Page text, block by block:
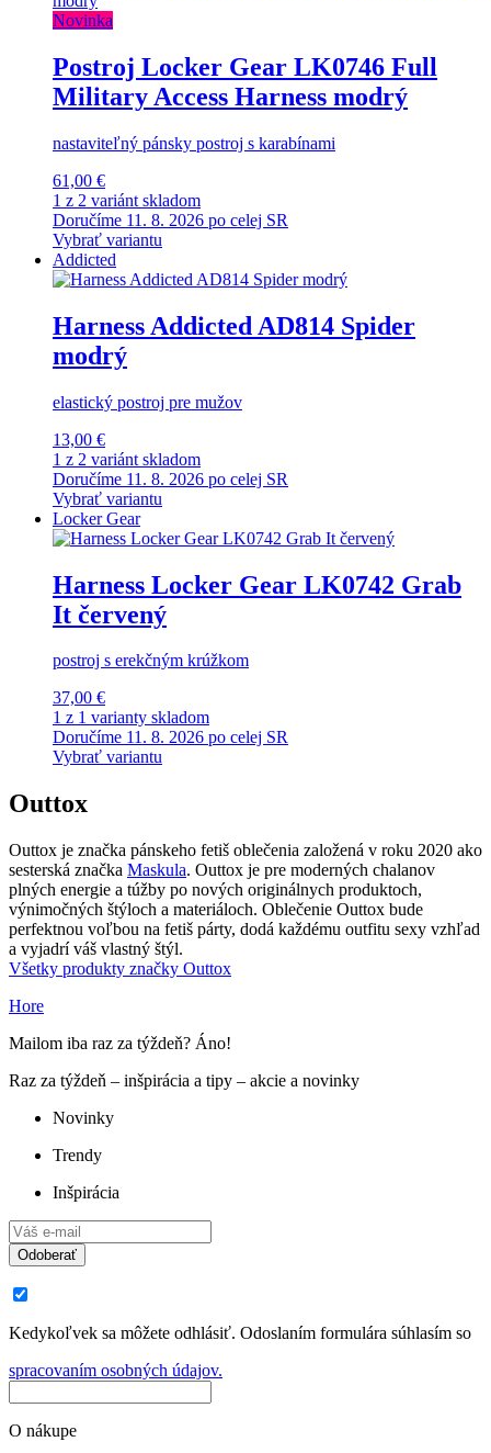
Novinka
Postroj Locker Gear LK0746 Full
Military Access Harness modrý
nastaviteľný pánsky postroj s karabínami
61,00 €
1 z 2 variánt skladom
Doručíme 11. 8. 2026 po celej SR
Vybrať variantu
Addicted
Harness Addicted AD814 Spider
modrý
elastický postroj pre mužov
13,00 €
1 z 2 variánt skladom
Doručíme 11. 8. 2026 po celej SR
Vybrať variantu
Locker Gear
Harness Locker Gear LK0742 Grab
It červený
postroj s erekčným krúžkom
37,00 €
1 z 1 varianty skladom
Doručíme 11. 8. 2026 po celej SR
Vybrať variantu
Outtox
Outtox je značka pánskeho fetiš oblečenia založená v roku 2020 ako
sesterská značka Maskula. Outtox je pre moderných chalanov
plných energie a túžby po nových originálnych produktoch,
výnimočných štýloch a materiáloch. Oblečenie Outtox bude
perfektnou voľbou na fetiš párty, dodá každému outfitu sexy vzhľad
a vyjadrí váš vlastný štýl.
Všetky produkty značky Outtox
Hore
Mailom iba raz za týždeň? Áno!
Raz za týždeň – inšpirácia a tipy – akcie a novinky
Novinky
Trendy
Inšpirácia
Odoberať
Kedykoľvek sa môžete odhlásiť. Odoslaním formulára súhlasím so
spracovaním osobných údajov.
O nákupe